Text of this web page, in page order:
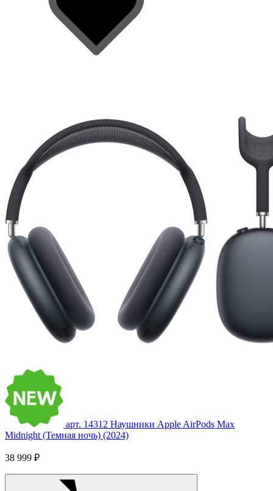
арт. 14312 Наушники Apple AirPods Max
Midnight (Темная ночь) (2024)
38 999 ₽